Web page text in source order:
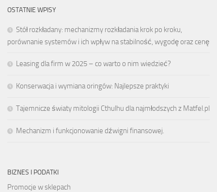
OSTATNIE WPISY
Stół rozkładany: mechanizmy rozkładania krok po kroku,
porównanie systemów i ich wpływ na stabilność, wygodę oraz cenę
Leasing dla firm w 2025 – co warto o nim wiedzieć?
Konserwacja i wymiana oringów: Najlepsze praktyki
Tajemnicze światy mitologii Cthulhu dla najmłodszych z Matfel.pl
Mechanizm i funkcjonowanie dźwigni finansowej.
BIZNES I PODATKI
Promocje w sklepach